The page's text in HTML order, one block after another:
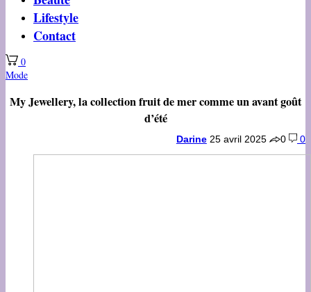
Lifestyle
Contact
0
Mode
My Jewellery, la collection fruit de mer comme un avant goût
d’été
Darine 25 avril 2025 0 0